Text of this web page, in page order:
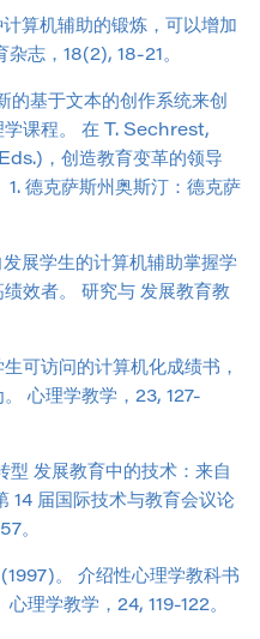
算机辅助的锻炼，可以增加
杂志，18(2), 18-21。
的基于文本的创作系统来创
学课程。 在 T. Sechrest,
，创造教育变革的领导
1. 德克萨斯州奥斯汀：德克萨
展学生的计算机辅助掌握学
效者。 研究与 发展教育教
可访问的计算机化成绩书，
心理学教学，23, 127-
型 发展教育中的技术：来自
14 届国际技术与教育会议论
。
。 介绍性心理学教科书
理学教学，24, 119-122。